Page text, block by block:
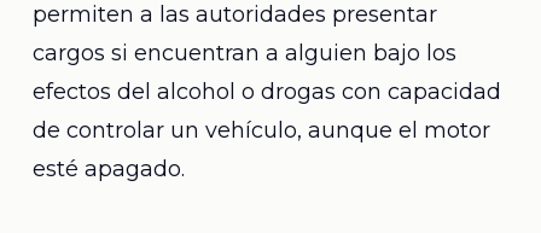
permiten a las autoridades presentar
cargos si encuentran a alguien bajo los
efectos del alcohol o drogas con capacidad
de controlar un vehículo, aunque el motor
esté apagado.